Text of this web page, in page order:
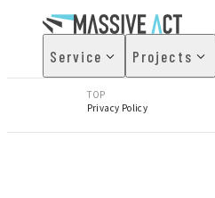
Service Projects
TOP
Privacy Policy